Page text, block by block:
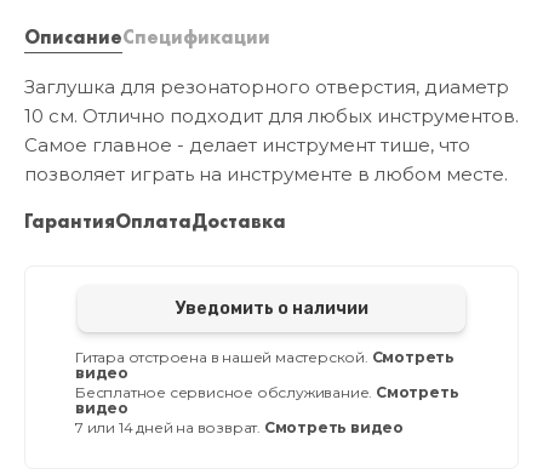
ОписаниеСпецификации
Заглушка для резонаторного отверстия, диаметр
10 см. Отлично подходит для любых инструментов.
Самое главное - делает инструмент тише, что
позволяет играть на инструменте в любом месте.
ГарантияОплатаДоставка
Уведомить о наличии
Гитара отстроена в нашей мастерской. Смотреть
видео
Бесплатное сервисное обслуживание. Смотреть
видео
7 или 14 дней на возврат. Смотреть видео